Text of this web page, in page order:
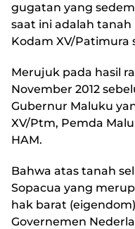
gugatan yang
saat ini adalah
Kodam XV/Patimura
Merujuk pada hasil
November 2012
Gubernur Maluku
XV/Ptm, Pemda
HAM.
Bahwa atas tanah
Sopacua yang
hak barat
Governemen